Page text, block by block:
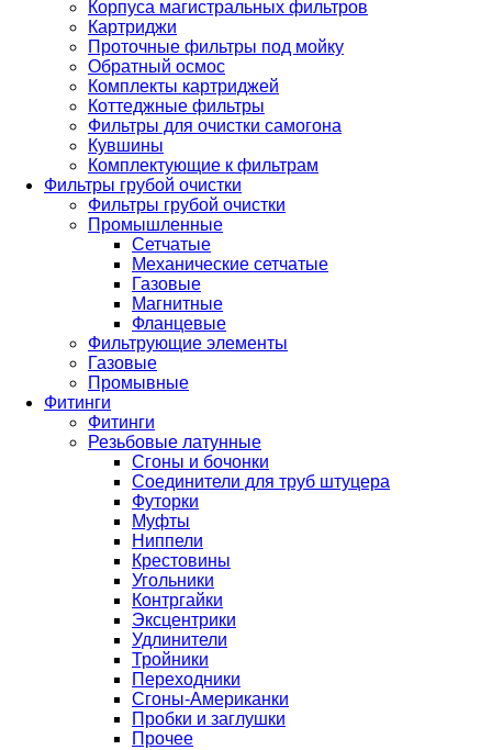
Корпуса магистральных фильтров
Картриджи
Проточные фильтры под мойку
Обратный осмос
Комплекты картриджей
Коттеджные фильтры
Фильтры для очистки самогона
Кувшины
Комплектующие к фильтрам
Фильтры грубой очистки
Фильтры грубой очистки
Промышленные
Сетчатые
Механические сетчатые
Газовые
Магнитные
Фланцевые
Фильтрующие элементы
Газовые
Промывные
Фитинги
Фитинги
Резьбовые латунные
Сгоны и бочонки
Соединители для труб штуцера
Футорки
Муфты
Ниппели
Крестовины
Угольники
Контргайки
Эксцентрики
Удлинители
Тройники
Переходники
Сгоны-Американки
Пробки и заглушки
Прочее